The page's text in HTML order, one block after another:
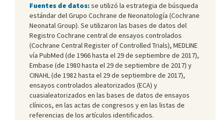
Fuentes de datos:se utilizó la estrategia de búsqueda
estándar del Grupo Cochrane de Neonatología (Cochrane
Neonatal Group). Se utilizaron las bases de datos del
Registro Cochrane central de ensayos controlados
(Cochrane Central Register of Controlled Trials), MEDLINE
vía PubMed (de 1966 hasta el 29 de septiembre de 2017),
Embase (de 1980 hasta el 29 de septiembre de 2017) y
CINAHL (de 1982 hasta el 29 de septiembre de 2017),
ensayos controlados aleatorizados (ECA) y
cuasialeatorizados en las bases de datos de ensayos
clínicos, en las actas de congresos y en las listas de
referencias de los artículos identificados.